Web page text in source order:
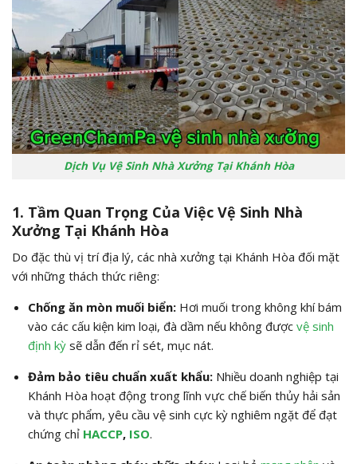
Dịch Vụ Vệ Sinh Nhà Xưởng Tại Khánh Hòa
1. Tầm Quan Trọng Của Việc Vệ Sinh Nhà
Xưởng Tại Khánh Hòa
Do đặc thù vị trí địa lý, các nhà xưởng tại Khánh Hòa đối mặt
với những thách thức riêng:
Chống ăn mòn muối biển:Hơi muối trong không khí bám
vào các cấu kiện kim loại, đà dầm nếu không đượcvệ sinh
định kỳsẽ dẫn đến rỉ sét, mục nát.
Đảm bảo tiêu chuẩn xuất khẩu:Nhiều doanh nghiệp tại
Khánh Hòa hoạt động trong lĩnh vực chế biến thủy hải sản
và thực phẩm, yêu cầu vệ sinh cực kỳ nghiêm ngặt để đạt
chứng chỉ HACCP, ISO.